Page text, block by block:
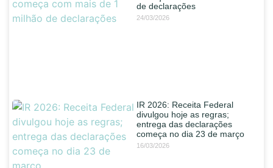
de declarações
24/03/2026
IR 2026: Receita Federal
divulgou hoje as regras;
entrega das declarações
começa no dia 23 de março
16/03/2026